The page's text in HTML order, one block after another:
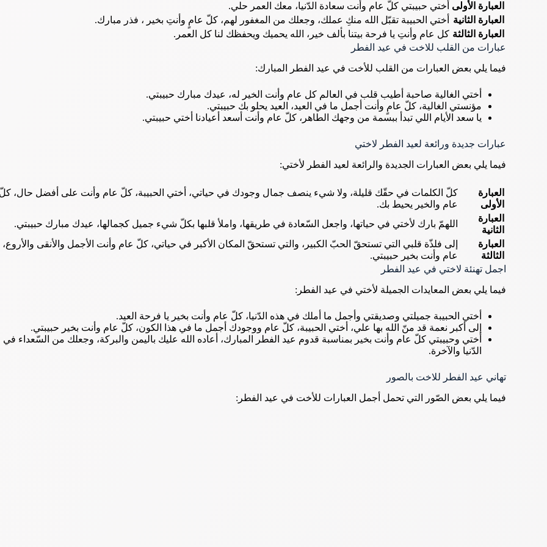
العبارة الأولى أختي حبيبتي كلّ عام وأنت سعادة الدّنيا، معك العمر حلي.
العبارة الثانية
أختي الحبيبة تقبّل الله منكِ عملك، وجعلك من المغفور لهم، كلّ عامٍ وأنتِ بخير ، فذر مبارك.
العبارة الثالثة كل عام وأنتِ يا فرحة بيتنا بألف خير، الله يحميك ويحفظك لنا كل العمر.
عبارات من القلب للاخت في عيد الفطر
فيما يلي بعض العبارات من القلب للأخت في عيد الفطر المبارك:
أختي الغالية صاحبة أطيب قلب في العالم كل عام وأنت الخير له، عيدك مبارك حبيبتي.
مؤنستي الغالية، كلّ عامٍ وأنت أجمل ما في العيد، العيد يحلو بك حبيبتي.
يا سعد الأيام اللي تبدأ ببسمة من وجهك الطاهر، كلّ عام وأنت أسعد أعيادنا أختي حبيبتي.
عبارات جديدة ورائعة لعيد الفطر لاختي
فيما يلي بعض العبارات الجديدة والرائعة لعيد الفطر لأختي:
العبارة
الأولى
كلّ الكلمات في حقّك قليلة، ولا شيء ينصف جمال وجودك في حياتي، أختي الحبيبة، كلّ عام وأنت على أفضل حال،
عام والخير يحيط بك.
العبارة
الثانية
اللهمّ بارك لأختي في حياتها، واجعل السّعادة في طريقها، واملأ قلبها بكلّ شيء جميل كجمالها، عيدك مبارك حبيبتي.
العبارة
الثالثة
إلى فلذّة قلبي التي تستحقّ الحبّ الكبير، والتي تستحقّ المكان الأكبر في حياتي، كلّ عام وأنت الأجمل والأنقى
عام وأنت بخير حبيبتي.
اجمل تهنئة لاختي في عيد الفطر
فيما يلي بعض المعايدات الجميلة لأختي في عيد الفطر:
أختي الحبيبة جميلتي وصديقتي وأجمل ما أملك في هذه الدّنيا، كلّ عام وأنت بخير يا فرحة العيد.
إلى أكبر نعمة قد منّ الله بها علي، أختي الحبيبة، كلّ عام ووجودك أجمل ما في هذا الكون، كلّ عام وأنت بخير حبيبتي.
أختي وحبيبتي كلّ عام وأنت بخير بمناسبة قدوم عيد الفطر المبارك، أعاده الله عليك باليمن والبركة، وجعلك من السّعداء في
الدّنيا والآخرة.
تهاني عيد الفطر للاخت بالصور
فيما يلي بعض الصّور التي تحمل أجمل العبارات للأخت في عيد الفطر: